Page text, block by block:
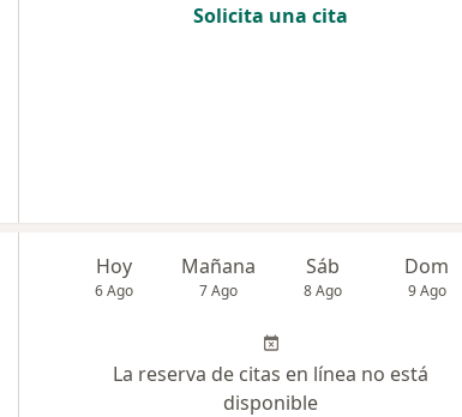
Solicita una cita
Hoy
6 Ago
Mañana
7 Ago
Sáb
8 Ago
Dom
9 Ago
La reserva de citas en línea no está
disponible